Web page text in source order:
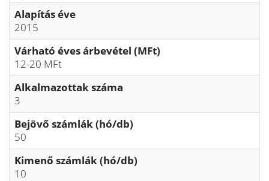
Alapítás éve
2015
Várható éves árbevétel (MFt)
12-20 MFt
Alkalmazottak száma
3
Bejövő számlák (hó/db)
50
Kimenő számlák (hó/db)
10